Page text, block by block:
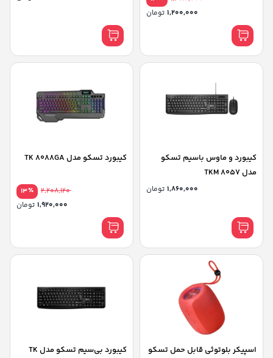
تومان
کیبورد و ماوس باسیم تسکو
مدل TKM 8057
تومان
کیبورد تسکو مدل TK 8088GA
٪13
2,208,120
تومان
اسپیکر بلوتوثی قابل حمل تسکو
کیبورد بی‌سیم تسکو مدل TK